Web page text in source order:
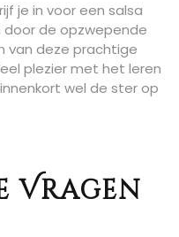
je in voor een salsa
de opzwepende
van deze prachtige
plezier met het leren
wel de ster op
Vragen